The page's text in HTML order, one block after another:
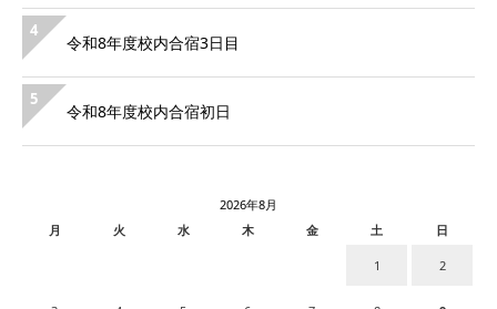
4
令和8年度校内合宿3日目
5
令和8年度校内合宿初日
2026年8月
月
火 水 木 金 土 日
1 2